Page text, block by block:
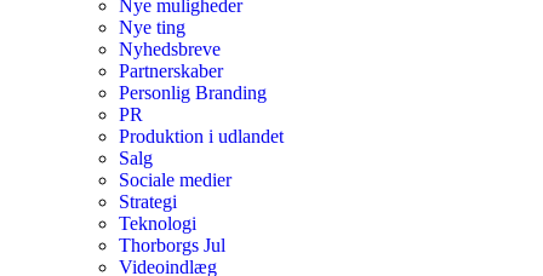
Nye muligheder
Nye ting
Nyhedsbreve
Partnerskaber
Personlig Branding
PR
Produktion i udlandet
Salg
Sociale medier
Strategi
Teknologi
Thorborgs Jul
Videoindlæg